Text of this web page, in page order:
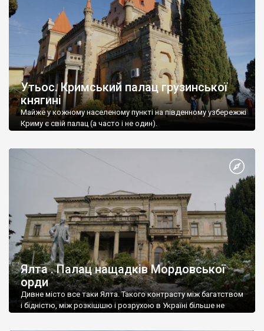
Утьос. Кримський палац грузинської
княгині
Майже у кожному населеному пункті на південному узбережжі
Криму є свій палац (а часто і не один).
Ялта . Палац нащадків Мордовської
орди
Дивне місто все таки Ялта. Такого контрасту між багатством
і бідністю, між розкішшю і розрухою в Україні більше не